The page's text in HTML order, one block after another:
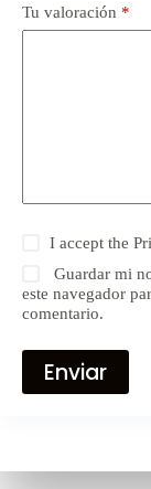
Tu valoración *
I accept the
Guardar mi
este navegador
comentario.
Enviar